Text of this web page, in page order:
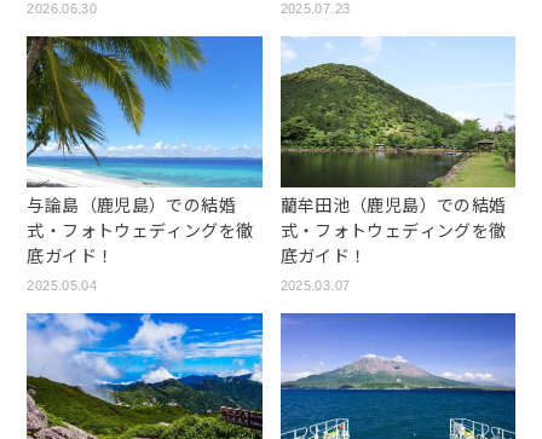
2026.06.30 2025.07.23
与論島（鹿児島）での結婚
式・フォトウェディングを徹
底ガイド！
2025.05.04
藺牟田池（鹿児島）での結婚
式・フォトウェディングを徹
底ガイド！
2025.03.07